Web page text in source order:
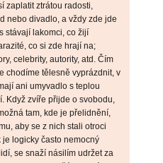
zaplatit ztrátou radosti,
nebo divadlo, a vždy zde jde
stávají lakomci, co žijí
co si zde hrají na;
celebrity, autority, atd. Čím
chodíme tělesně vyprázdnit, v
ani umyvadlo s teplou
Když zvíře přijde o svobodu,
tam, kde je přelidnění,
aby se z nich stali otroci
je logicky často nemocný
se snaží násilím udržet za